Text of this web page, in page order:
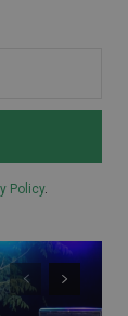
Policy.